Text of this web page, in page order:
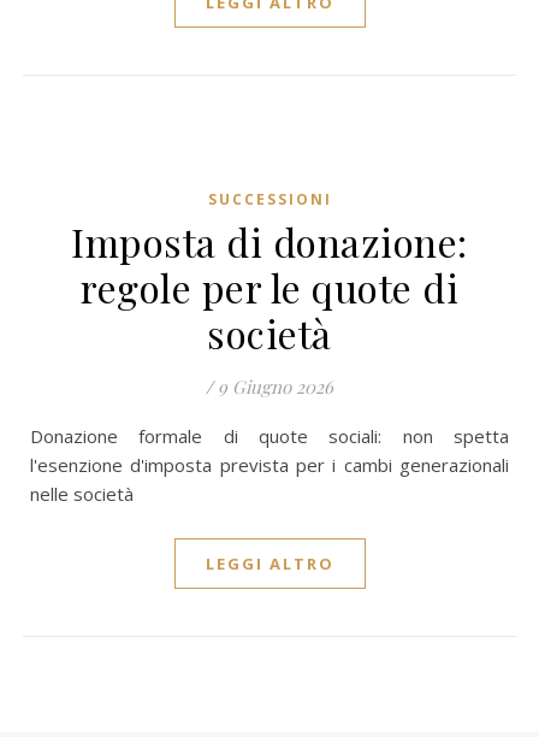
SUCCESSIONI
Imposta di donazione:
regole per le quote di
società
/ 9 Giugno 2026
Donazione formale di quote sociali: non spetta
l'esenzione d'imposta prevista per i cambi generazionali
nelle società
LEGGI ALTRO